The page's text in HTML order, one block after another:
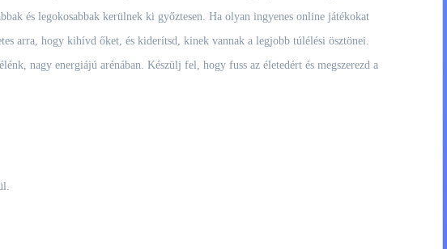
és legokosabbak kerülnek ki győztesen. Ha olyan ingyenes online játékokat
arra, hogy kihívd őket, és kiderítsd, kinek vannak a legjobb túlélési ösztönei.
nagy energiájú arénában. Készülj fel, hogy fuss az életedért és megszerezd a